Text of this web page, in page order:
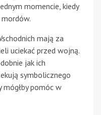
momencie, kiedy
mordów.
mają za
uciekać przed wojną.
jak ich
symbolicznego
mógłby pomóc w